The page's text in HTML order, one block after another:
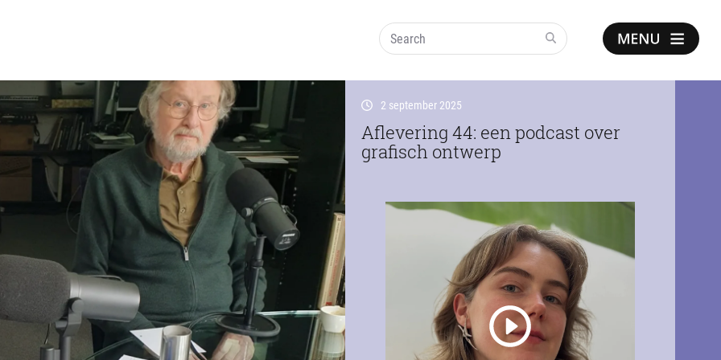
Show
notice
Search
2 september 2025
Aflevering 44: een podcast over
grafisch ontwerp